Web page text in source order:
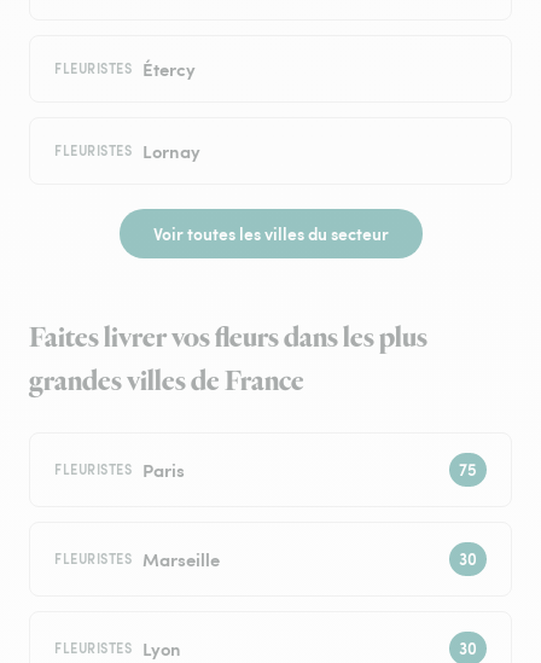
FLEURISTES Étercy
FLEURISTES Lornay
Voir toutes les villes du secteur
Faites livrer vos fleurs dans les plus
grandes villes de France
FLEURISTES Paris
FLEURISTES Marseille
FLEURISTES Lyon